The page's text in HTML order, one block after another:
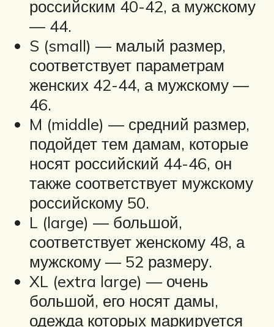
российским 40-42, а мужскому
— 44.
S (small) — малый размер,
соответствует параметрам
женских 42-44, а мужскому —
46.
M (middle) — средний размер,
подойдет тем дамам, которые
носят российский 44-46, он
также соответствует мужскому
российскому 50.
L (large) — большой,
соответствует женскому 48, а
мужскому — 52 размеру.
XL (extra large) — очень
большой, его носят дамы,
одежда которых маркируется